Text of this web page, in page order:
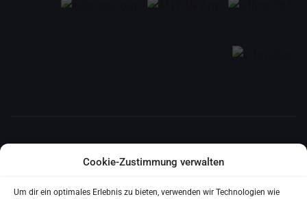
Cookie-Zustimmung verwalten
Um dir ein optimales Erlebnis zu bieten, verwenden wir Technologien wie